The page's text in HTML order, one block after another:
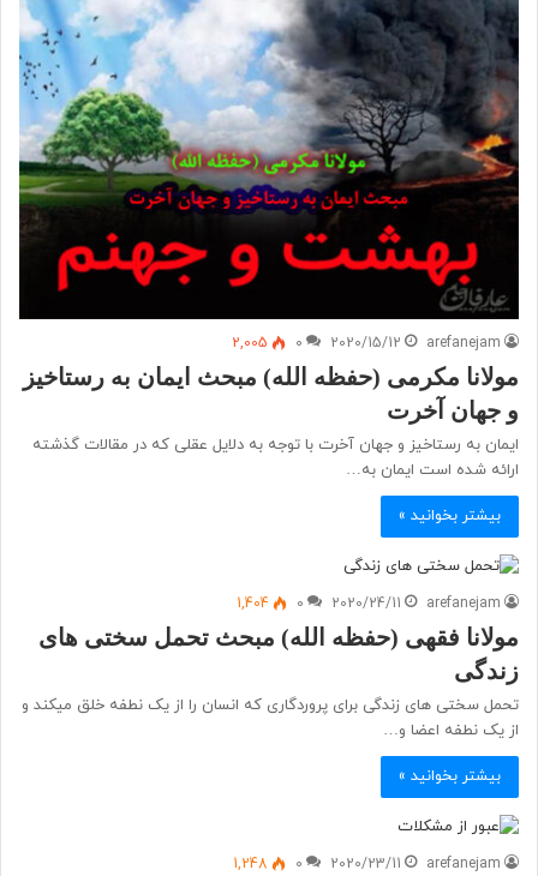
arefanejam
2020/15/12
0
2,005
مولانا مکرمی (حفظه الله) مبحث ایمان به رستاخیز
و جهان آخرت
ایمان به رستاخیز و جهان آخرت با توجه به دلایل عقلی که در مقالات گذشته
ارائه شده است ایمان به…
بیشتر بخوانید »
arefanejam
2020/24/11
0
1,404
مولانا فقهی (حفظه الله) مبحث تحمل سختی های
زندگی
تحمل سختی های زندگی برای پروردگاری که انسان را از یک نطفه خلق میکند و
از یک نطفه اعضا و…
بیشتر بخوانید »
arefanejam
2020/23/11
0
1,248